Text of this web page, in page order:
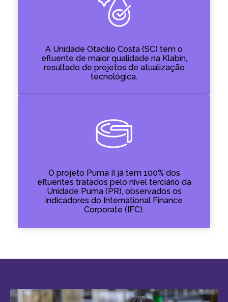
A Unidade Otacílio Costa (SC) tem o
efluente de maior qualidade na Klabin,
resultado de projetos de atualização
tecnológica.
O projeto Puma II já tem 100% dos
efluentes tratados pelo nível terciário da
Unidade Puma (PR), observados os
indicadores do International Finance
Corporate (IFC).